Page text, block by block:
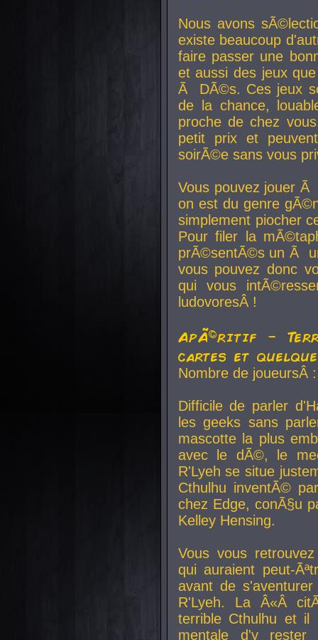
Nous avons
existe beaucoup
faire passer une
et aussi des jeux
Ã DÃ©s. Ces jeux
de la chance,
proche de chez
petit prix et
soirÃ©e sans vous
Vous pouvez jouer
on est du genre
simplement piocher
Pour filer la
prÃ©sentÃ©s un Ã
vous pouvez donc
qui vous
ludovoresÂ !
ApÃ©ritif -
cartes et
Nombre de
Difficile de parler
les geeks sans
mascotte la plus
avec le dÃ©, le
R'Lyeh se situe
Cthulhu inventÃ©
chez Edge, conÃ§u
Kelley Hensing.
Vous vous
qui auraient peut-
avant de
R'Lyeh. La Â«Â
terrible Cthulhu et
mentale d'y rester